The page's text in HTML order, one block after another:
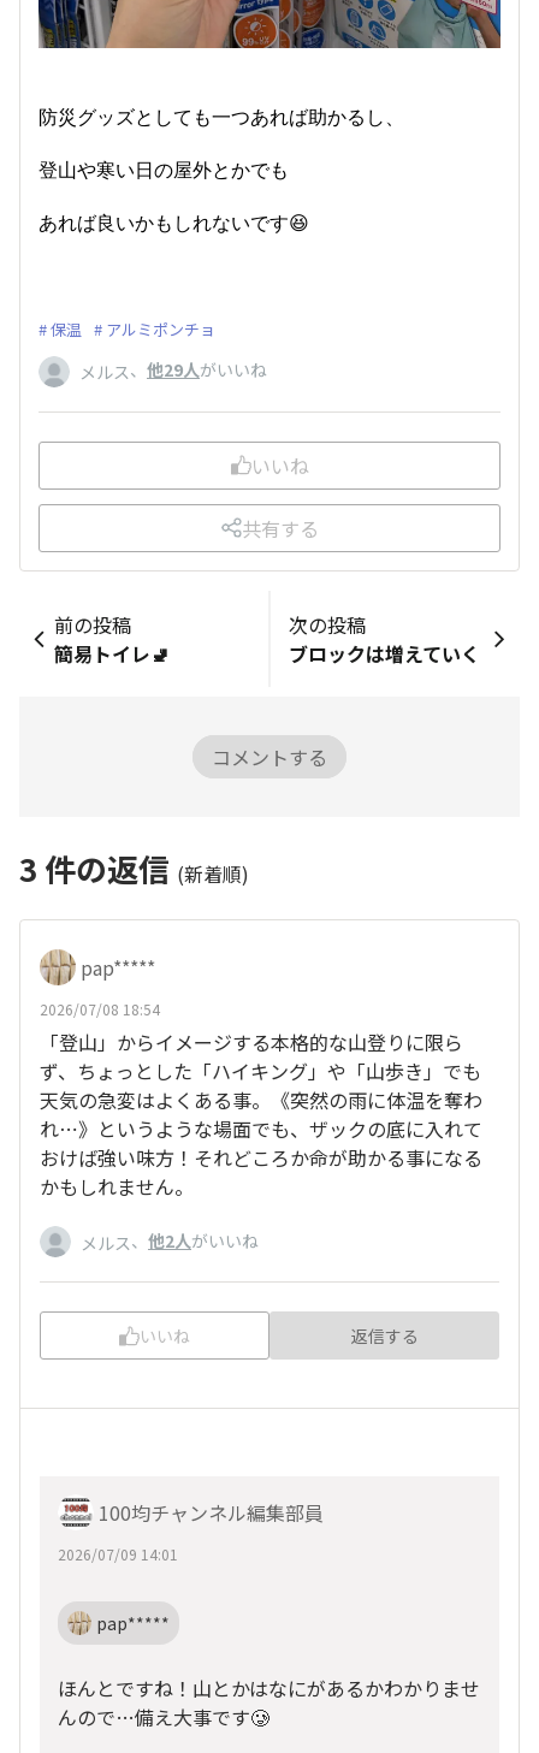
防災グッズとしても一つあれば助かるし、
登山や寒い日の屋外とかでも
あれば良いかもしれないです😆
保温 アルミポンチョ
メルス、 他29人がいいね
いいね
共有する
前の投稿
簡易トイレ🚽
次の投稿
ブロックは増えていく
コメントする
3 件の返信 (新着順)
pap*****
2026/07/08 18:54
「登山」からイメージする本格的な山登りに限ら
ず、ちょっとした「ハイキング」や「山歩き」でも
天気の急変はよくある事。《突然の雨に体温を奪わ
れ⋯》というような場面でも、ザックの底に入れて
おけば強い味方！それどころか命が助かる事になる
かもしれません。
メルス、 他2人がいいね
いいね 返信する
100均チャンネル編集部員
2026/07/09 14:01
pap*****
ほんとですね！山とかはなにがあるかわかりませ
んので…備え大事です🥲